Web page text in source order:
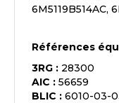
6M5119B514AC,
Références
3RG : 28300
AIC : 56659
BLIC : 6010-03-